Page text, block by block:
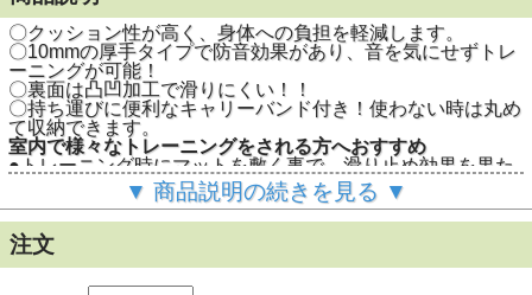
〇クッション性が高く、身体への負担を軽減します。
〇10mmの厚手タイプで防音効果があり、音を気にせずトレ
ーニングが可能！
〇裏面は凸凹加工で滑りにくい！！
〇持ち運びに便利なキャリーバンド付き！使わない時は丸め
て収納できます。
室内で様々なトレーニングをされる方へおすすめ
●トレーニング時にマットを敷く事で、滑り止め効果を果た
し、フォームを安定させる事ができます
●程良いクッション性が怪我防止に役立ちます
●トレーニング器具を使用する際も、床への傷つきを防ぎま
す！
商品名
La-VIE(ラ・ヴィ) トレーニングマット
10mm
▼ 商品説明の続きを見る ▼
注文